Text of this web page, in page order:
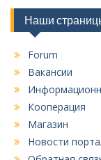
Наши
Forum
Вакансии
Кооперация
Магазин
Новости